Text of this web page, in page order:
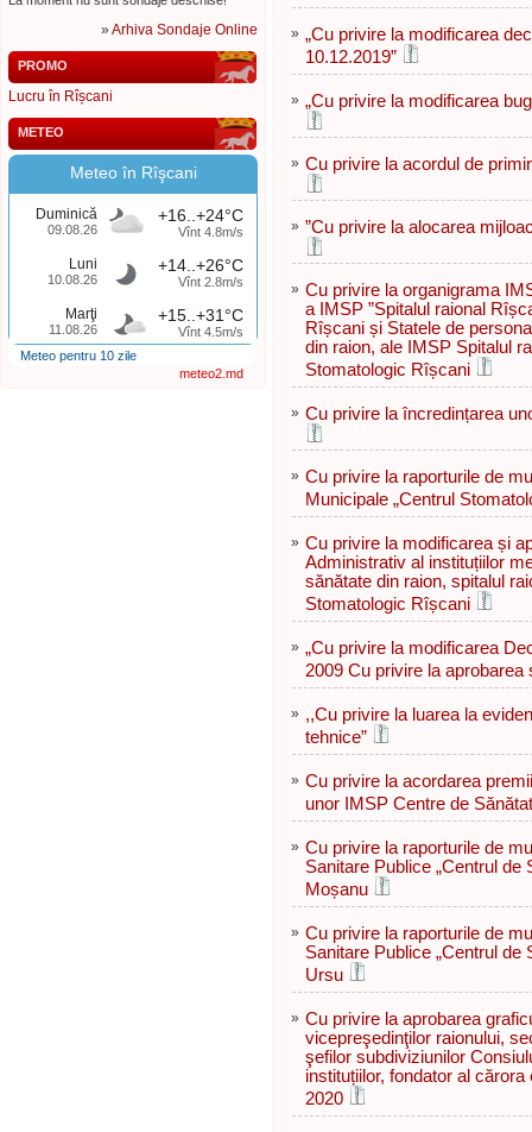
»Arhiva Sondaje Online
PROMO
Lucru în Rîșcani
METEO
Meteo în Rîşcani
Duminică
09.08.26
+16..+24°C
Vînt 4.8m/s
Luni
10.08.26
+14..+26°C
Vînt 2.8m/s
Marţi
11.08.26
+15..+31°C
Vînt 4.5m/s
Meteo pentru 10 zile
meteo2.md
» „Cu privire la modificarea
10.12.2019”
» „Cu privire la modificarea
» Cu privire la acordul de
» ”Сu privire la alocarea
» Cu privire la organigrama
a IMSP ”Spitalul raional
Rîșcani și Statele de
din raion, ale IMSP Spitalul
Stomatologic Rîșcani
» Cu privire la încredințarea
» Cu privire la raporturile de
Municipale „Centrul
» Cu privire la modificarea și
Administrativ al instituțiilor
sănătate din raion, spitalul
Stomatologic Rîșcani
» „Cu privire la modificarea
2009 Cu privire la aprobarea
» ,,Cu privire la luarea la
tehnice”
» Cu privire la acordarea
unor IMSP Centre de
» Cu privire la raporturile de
Sanitare Publice „Centrul de
Moșanu
» Cu privire la raporturile de
Sanitare Publice „Centrul de
Ursu
» Cu privire la aprobarea
vicepreşedinţilor raionului,
şefilor subdiviziunilor
instituțiilor, fondator al
2020